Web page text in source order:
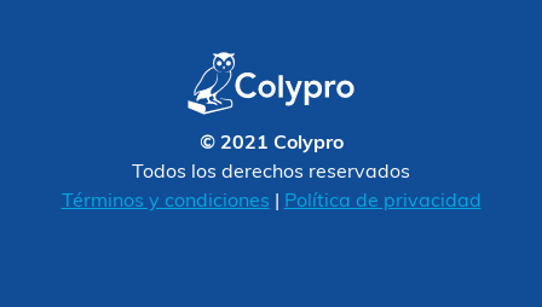
© 2021 Colypro
Todos los derechos reservados
Términos y condiciones
Política de privacidad